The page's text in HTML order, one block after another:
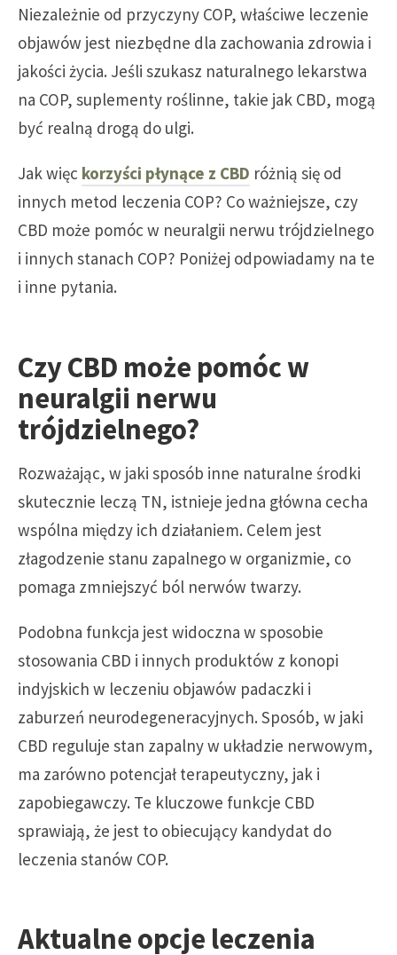
Niezależnie od przyczyny COP, właściwe leczenie
objawów jest niezbędne dla zachowania zdrowia i
jakości życia. Jeśli szukasz naturalnego lekarstwa
na COP, suplementy roślinne, takie jak CBD, mogą
być realną drogą do ulgi.
Jak więc korzyści płynące z CBD różnią się od
innych metod leczenia COP? Co ważniejsze, czy
CBD może pomóc w neuralgii nerwu trójdzielnego
i innych stanach COP? Poniżej odpowiadamy na te
i inne pytania.
Czy CBD może pomóc w
neuralgii nerwu
trójdzielnego?
Rozważając, w jaki sposób inne naturalne środki
skutecznie leczą TN, istnieje jedna główna cecha
wspólna między ich działaniem. Celem jest
złagodzenie stanu zapalnego w organizmie, co
pomaga zmniejszyć ból nerwów twarzy.
Podobna funkcja jest widoczna w sposobie
stosowania CBD i innych produktów z konopi
indyjskich w leczeniu objawów padaczki i
zaburzeń neurodegeneracyjnych. Sposób, w jaki
CBD reguluje stan zapalny w układzie nerwowym,
ma zarówno potencjał terapeutyczny, jak i
zapobiegawczy. Te kluczowe funkcje CBD
sprawiają, że jest to obiecujący kandydat do
leczenia stanów COP.
Aktualne opcje leczenia